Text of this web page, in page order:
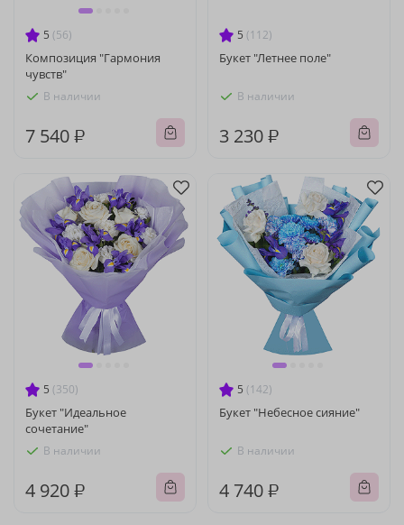
5 (56)
Композиция "Гармония
чувств"
В наличии
7 540 ₽
5 (112)
Букет "Летнее поле"
В наличии
3 230 ₽
5 (350)
Букет "Идеальное
сочетание"
В наличии
4 920 ₽
5 (142)
Букет "Небесное сияние"
В наличии
4 740 ₽